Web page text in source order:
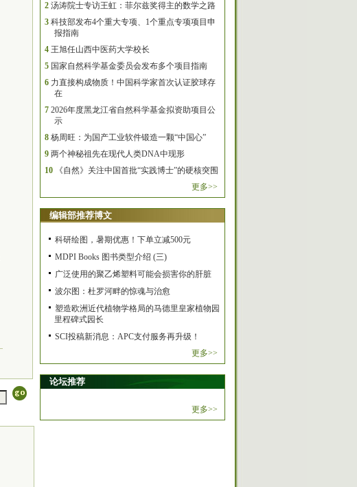
2 汤涛院士专访王虹：菲尔兹奖得主的数学之路
3 科技部发布4个重大专项、1个重点专项项目申
报指南
4 王旭任山西中医药大学校长
5 国家自然科学基金委员会发布多个项目指南
6 力直接构成物质！中国科学家首次认证胶球存
在
7 2026年度黑龙江省自然科学基金拟资助项目公
示
8 杨周旺：为国产工业软件锻造一颗“中国心”
9 两个神秘祖先在现代人类DNA中现形
10
《自然》关注中国首批“实践博士”的硬核突围
更多>>
编辑部推荐博文
科研绘图，暑期优惠！下单立减500元
MDPI Books 图书类型介绍 (三)
广泛使用的聚乙烯塑料可能会损害你的肝脏
波尔图：杜罗河畔的惊魂与治愈
塑造欧洲近代植物学格局的马德里皇家植物园
里程碑式园长
SCI投稿新消息：APC支付服务再升级！
更多>>
论坛推荐
更多>>